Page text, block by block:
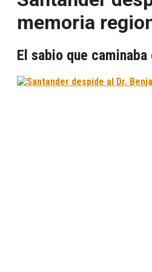
memoria
El sabio que